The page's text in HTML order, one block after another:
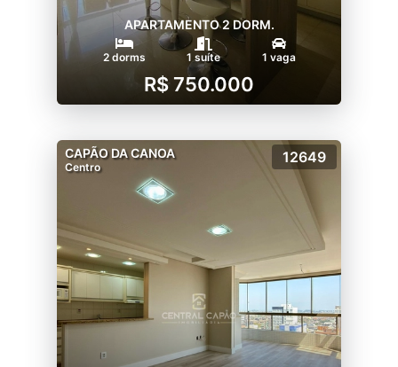
APARTAMENTO 2 DORM.
2 dorms 1 suíte 1 vaga
R$ 750.000
CAPÃO DA CANOA
Centro
12649